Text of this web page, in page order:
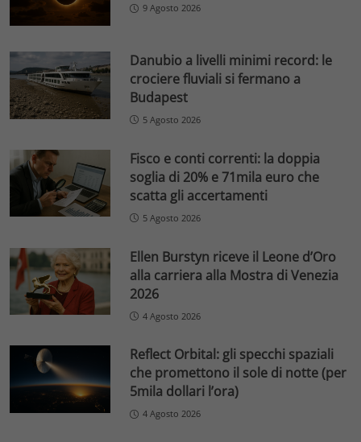
9 Agosto 2026
Danubio a livelli minimi record: le
crociere fluviali si fermano a
Budapest
5 Agosto 2026
Fisco e conti correnti: la doppia
soglia di 20% e 71mila euro che
scatta gli accertamenti
5 Agosto 2026
Ellen Burstyn riceve il Leone d’Oro
alla carriera alla Mostra di Venezia
2026
4 Agosto 2026
Reflect Orbital: gli specchi spaziali
che promettono il sole di notte (per
5mila dollari l’ora)
4 Agosto 2026